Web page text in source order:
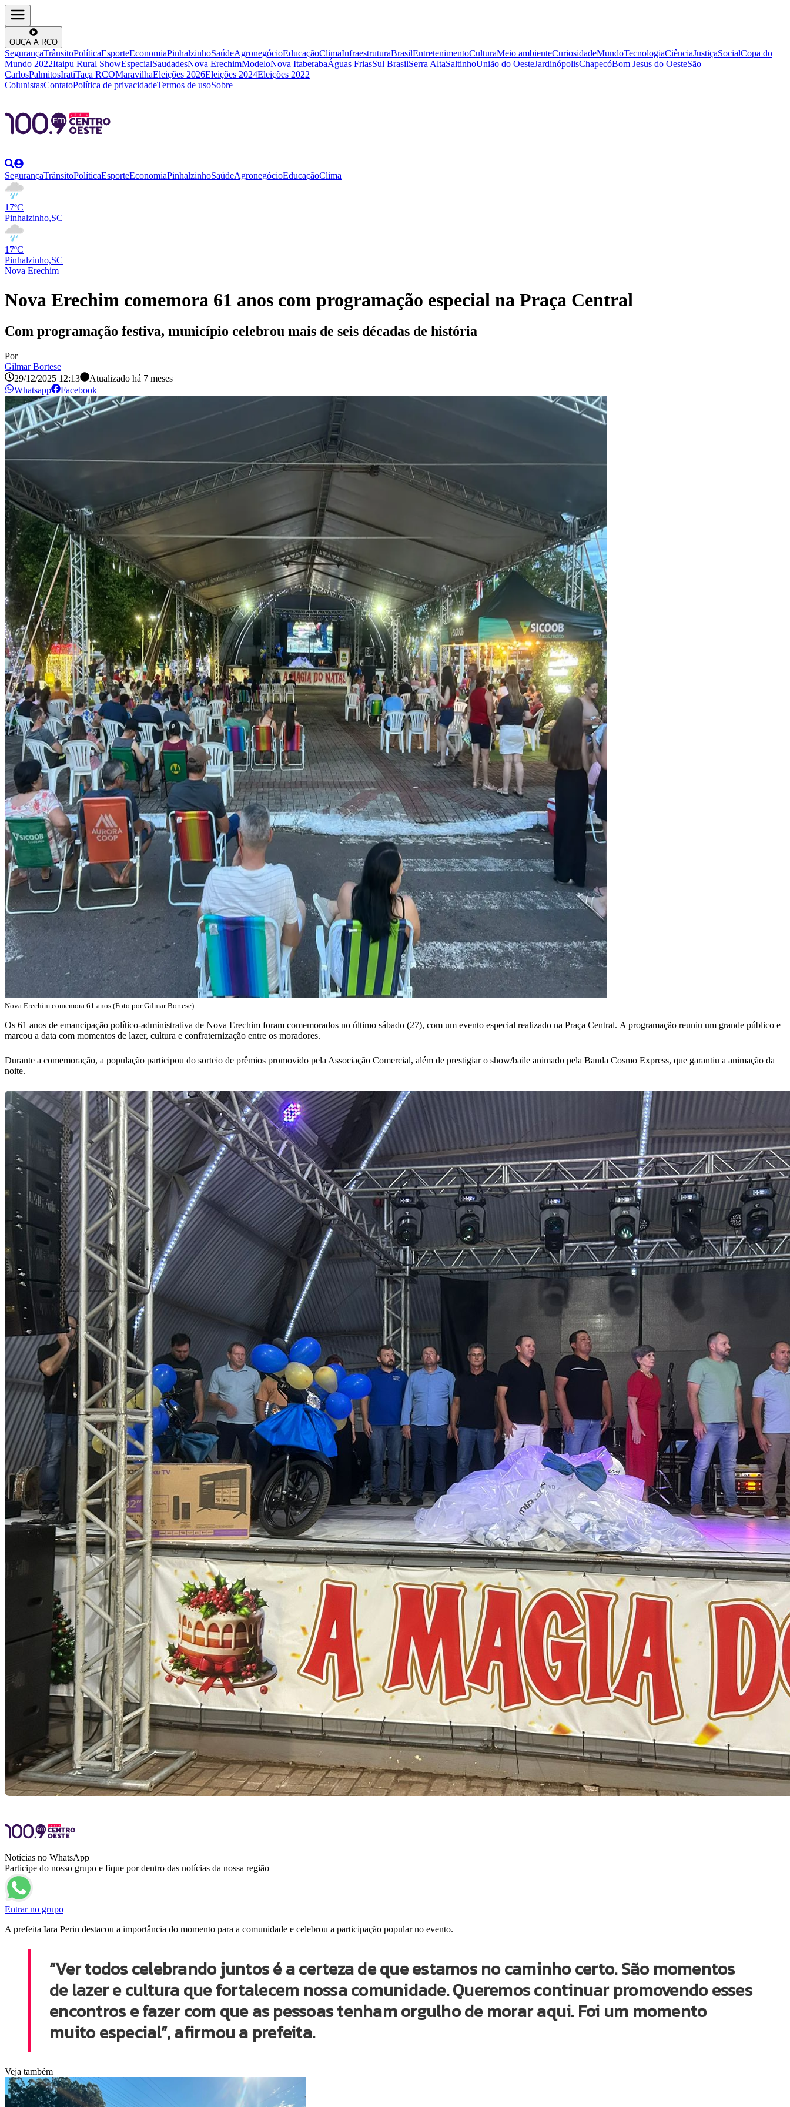
OUÇA A RCO
SegurançaTrânsitoPolíticaEsporteEconomiaPinhalzinhoSaúdeAgronegócioEducaçãoClimaInfraestruturaBrasilEntretenimentoCulturaMeio ambienteCuriosidadeMundoTecnologiaCiênciaJustiçaSocialCopa do
Mundo 2022Itaipu Rural ShowEspecialSaudadesNova ErechimModeloNova ItaberabaÁguas FriasSul BrasilSerra AltaSaltinhoUnião do OesteJardinópolisChapecóBom Jesus do OesteSão
CarlosPalmitosIratiTaça RCOMaravilhaEleições 2026Eleições 2024Eleições 2022
ColunistasContatoPolítica de privacidadeTermos de usoSobre
SegurançaTrânsitoPolíticaEsporteEconomiaPinhalzinhoSaúdeAgronegócioEducaçãoClima
17ºC
Pinhalzinho,SC
17ºC
Pinhalzinho,SC
Nova Erechim
Nova Erechim comemora 61 anos com programação especial na Praça Central
Com programação festiva, município celebrou mais de seis décadas de história
Por
Gilmar Bortese
29/12/2025 12:13
Atualizado há 7 meses
Whatsapp
Facebook
Nova Erechim comemora 61 anos (Foto por Gilmar Bortese)
Os 61 anos de emancipação político-administrativa de Nova Erechim foram comemorados no último sábado (27), com um evento especial realizado na Praça Central. A programação reuniu um grande público e
marcou a data com momentos de lazer, cultura e confraternização entre os moradores.
Durante a comemoração, a população participou do sorteio de prêmios promovido pela Associação Comercial, além de prestigiar o show/baile animado pela Banda Cosmo Express, que garantiu a animação da
noite.
Notícias no WhatsApp
Participe do nosso grupo e fique por dentro das notícias da nossa região
Entrar no grupo
A prefeita Iara Perin destacou a importância do momento para a comunidade e celebrou a participação popular no evento.
“Ver todos celebrando juntos é a certeza de que estamos no caminho certo. São momentos
de lazer e cultura que fortalecem nossa comunidade. Queremos continuar promovendo esses
encontros e fazer com que as pessoas tenham orgulho de morar aqui. Foi um momento
muito especial”, afirmou a prefeita.
Veja também